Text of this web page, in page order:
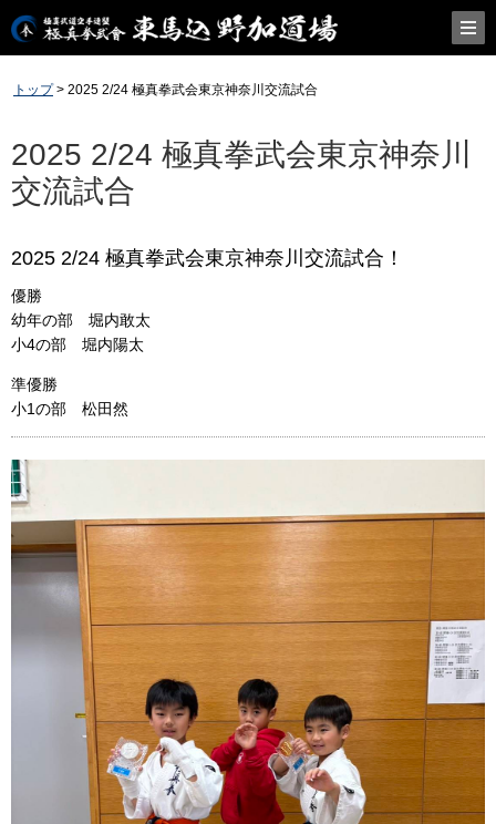
トップ> 2025 2/24 極真拳武会東京神奈川交流試合
2025 2/24 極真拳武会東京神奈川
交流試合
2025 2/24 極真拳武会東京神奈川交流試合！
優勝
幼年の部 堀内敢太
小4の部 堀内陽太
準優勝
小1の部 松田然